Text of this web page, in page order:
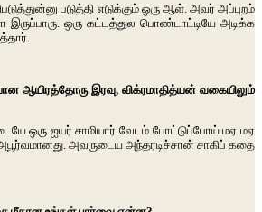
படுத்தி எடுக்கும் ஒரு ஆள். அவர் அப்புறம்
ஒரு கட்டத்துல பொண்டாட்டியே அடிக்க
இரவு, விக்ரமாதித்யன் வகையிலும்
ஒரு ஐயர் சாமியார் வேடம் போட்டுப்போய் மஏ மஏ
அவருடைய அந்தரடிச்சான் சாகிப் கதை